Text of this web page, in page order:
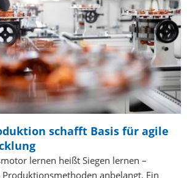
schafft Basis für agile
lernen heißt Siegen lernen –
anbelangt. Ein